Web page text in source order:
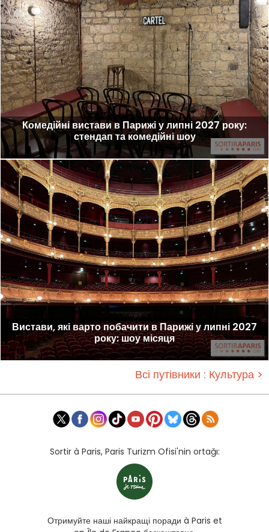
Комедійні вистави в Парижі у липні 2027 року:
стендап та комедійні шоу
Вистави, які варто побачити в Парижі у липні 2027
року: шоу місяця
Всі путівники : Культура >
Sortir à Paris, Paris Turizm Ofisi'nin ortağı:
Отримуйте наші найкращі поради à Paris et